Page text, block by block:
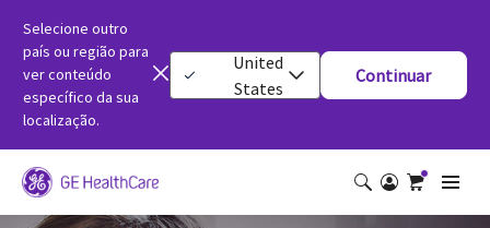
Selecione outro
país ou região para
ver conteúdo
específico da sua
localização.
United
States
Continuar